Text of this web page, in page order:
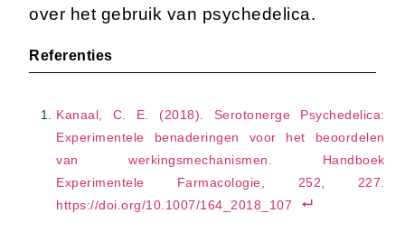
over het gebruik van psychedelica.
Referenties
Kanaal, C. E. (2018). Serotonerge Psychedelica:
Experimentele benaderingen voor het beoordelen
van werkingsmechanismen. Handboek
Experimentele Farmacologie, 252, 227.
https://doi.org/10.1007/164_2018_107